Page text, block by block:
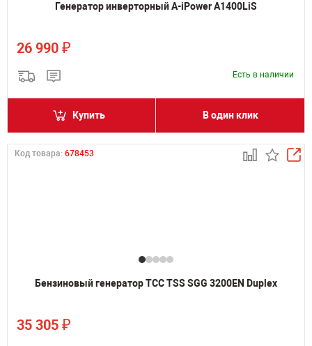
Генератор инверторный A-iPower A1400LiS
26 990 ₽
Есть в наличии
Купить В один клик
Код товара: 678453
Бензиновый генератор ТСС TSS SGG 3200EN Duplex
35 305 ₽